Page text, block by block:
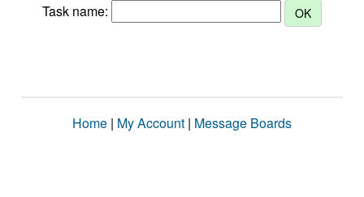
Task name:
Home | My Account | Message Boards